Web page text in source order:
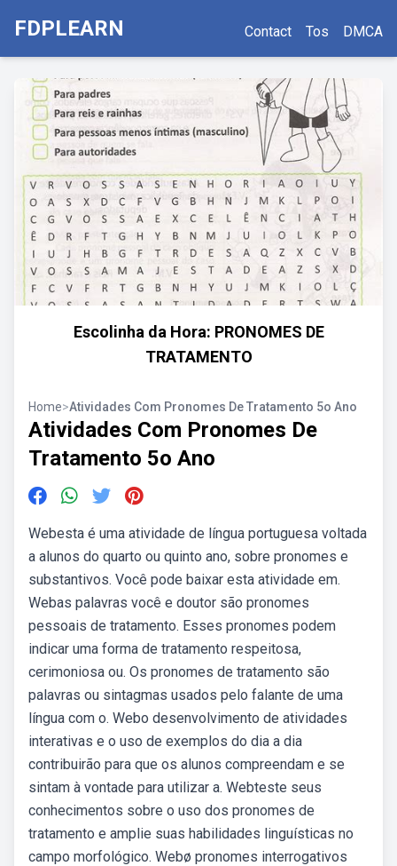
FDPLEARN Contact Tos DMCA
Escolinha da Hora: PRONOMES DE
TRATAMENTO
Home>Atividades Com Pronomes De Tratamento 5o Ano
Atividades Com Pronomes De
Tratamento 5o Ano
Webesta é uma atividade de língua portuguesa voltada
a alunos do quarto ou quinto ano, sobre pronomes e
substantivos. Você pode baixar esta atividade em.
Webas palavras você e doutor são pronomes
pessoais de tratamento. Esses pronomes podem
indicar uma forma de tratamento respeitosa,
cerimoniosa ou. Os pronomes de tratamento são
palavras ou sintagmas usados pelo falante de uma
língua com o. Webo desenvolvimento de atividades
interativas e o uso de exemplos do dia a dia
contribuirão para que os alunos compreendam e se
sintam à vontade para utilizar a. Webteste seus
conhecimentos sobre o uso dos pronomes de
tratamento e amplie suas habilidades linguísticas no
campo morfológico. Webø pronomes interrogativos